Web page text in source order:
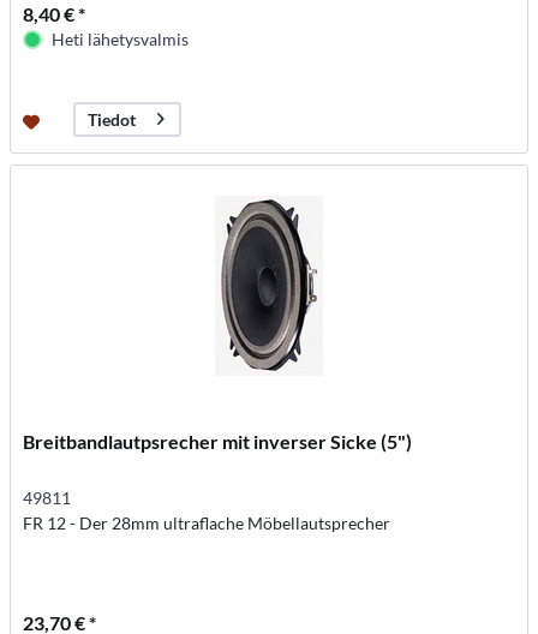
8,40 € *
Heti lähetysvalmis
Tiedot
Breitbandlautpsrecher mit inverser Sicke (5")
49811
FR 12 - Der 28mm ultraflache Möbellautsprecher
23,70 € *